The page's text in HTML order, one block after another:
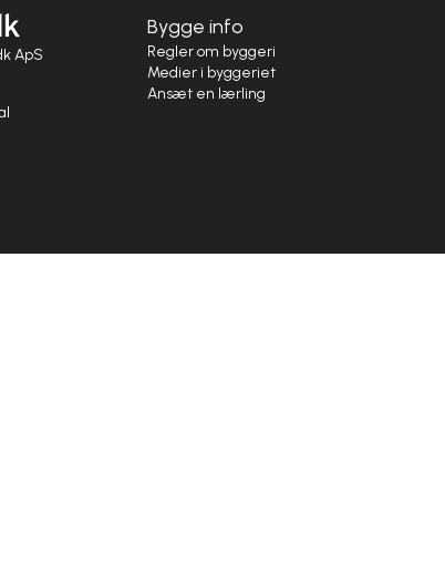
ApS
Bygge info
Regler om byggeri
Medier i byggeriet
Ansæt en lærling